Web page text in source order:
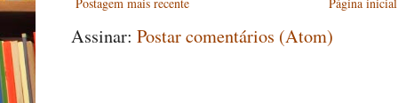
Assinar: Postar comentários (Atom)